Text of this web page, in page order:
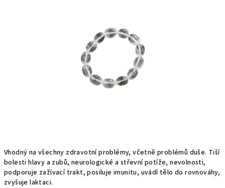
Vhodný na všechny zdravotní problémy, včetně problémů duše. Tiší
bolesti hlavy a zubů, neurologické a střevní potíže, nevolnosti,
podporuje zažívací trakt, posiluje imunitu, uvádí tělo do rovnováhy,
zvyšuje laktaci.